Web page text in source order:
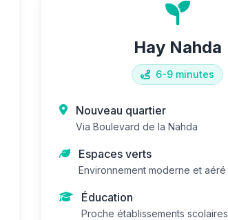
Hay Nahda
6-9 minutes
Nouveau quartier
Via Boulevard de la Nahda
Espaces verts
Environnement moderne et aéré
Éducation
Proche établissements scolaires